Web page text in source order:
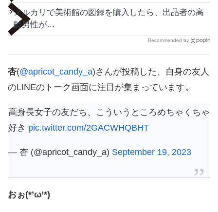
メルカリで美術館の図録を購入したら、出品者の高
齢男性が…
Recommended by
杏(@apricot_candy_a)さんが投稿した、自身の友人
のLINEのトーク画面に注目が集まっています。
高身長女子の友だち、こういうところめちゃくちゃ
好き pic.twitter.com/2GACWHQBHT
— 杏 (@apricot_candy_a) September 19, 2023
おぉ(*’ω’*)